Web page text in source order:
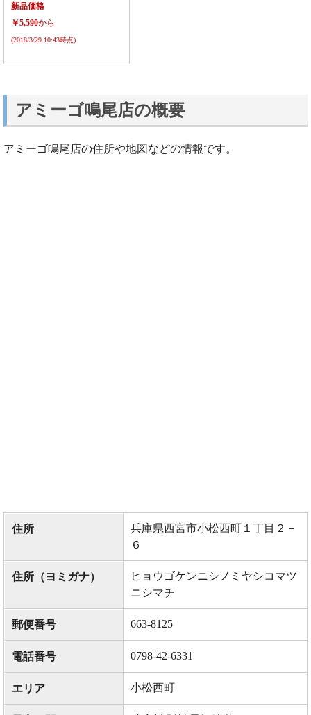
新品価格
￥5,590から
(2018/3/29 10:43時点)
アミーゴ鳴尾店の概要
アミーゴ鳴尾店の住所や地図などの情報です。
住所
兵庫県西宮市小松西町１丁目２－
６
住所（ヨミガナ）
ヒョウゴケンニシノミヤシコマツ
ニシマチ
郵便番号 663-8125
電話番号 0798-42-6331
エリア 小松西町